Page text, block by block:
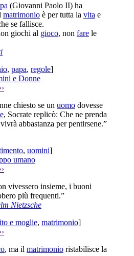
(Giovanni Paolo II) ha
matrimonio è per tutta la vita e
se fallisce.
giochi al gioco, non fare le
, papa, regole]
e Donne
››
chiesto se un uomo dovesse
, Socrate replicò: Che ne prenda
abbastanza per pentirsene.”
, uomini]
umano
››
vivessero insieme, i buoni
più frequenti.”
Nietzsche
e moglie, matrimonio]
››
, ma il matrimonio ristabilisce la